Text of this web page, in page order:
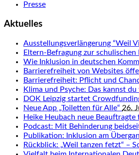
Presse
Aktuelles
Ausstellungsverlängerung “Weil
Eltern-Befragung zur
Wie Inklusion in deutschen
Barrierefreiheit von Websites
Barrierefreiheit: Pflicht und
Klima und Psyche: Das kannst du
DOK Leipzig startet
Neue App „Toiletten für Alle“ 26.
Heike Heubach neue
Podcast: Mit Behinderung
Publikation: Inklusion am
Rückblick: „Weil tanzen fetzt“ –